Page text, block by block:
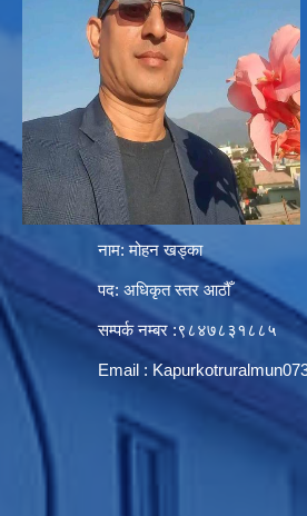
नाम: मोहन खड्का
पद: अधिकृत स्तर आठौँ
सम्पर्क नम्बर :९८४७८३१८८५
Email :